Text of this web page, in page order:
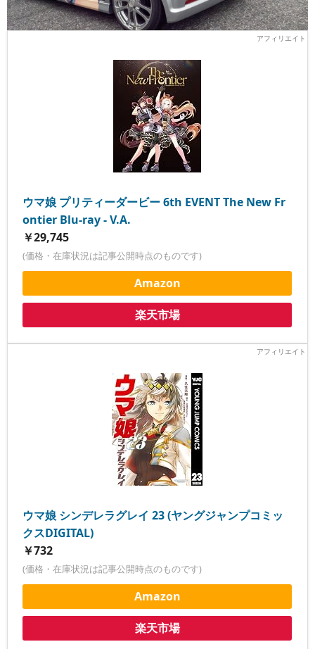
ウマ娘 プリティーダービー 6th EVENT The New Fr
ontier Blu-ray - V.A.
￥29,745
(価格・在庫状況は記事公開時点のものです)
Amazon
楽天市場
ウマ娘 シンデレラグレイ 23 (ヤングジャンプコミッ
クスDIGITAL)
￥732
(価格・在庫状況は記事公開時点のものです)
Amazon
楽天市場